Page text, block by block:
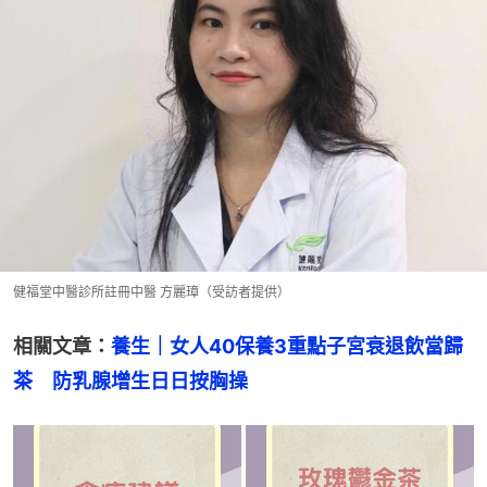
健福堂中醫診所註冊中醫 方麗璋（受訪者提供）
相關文章： 養生｜女人40保養3重點子宮衰退飲當歸
茶　防乳腺增生日日按胸操